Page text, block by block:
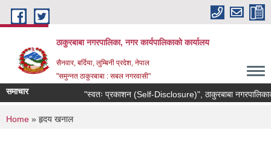
Skip to main content
ठाकुरबाबा नगरपालिका, नगर कार्यपालिकाकाे कार्यालय
सैनवार, बर्दिया, लुम्बिनी प्रदेश, नेपाल
"समुन्‍नत ठाकुरबाबा : सबल नगरवासी"
समाचार "स्वतः प्रकाशन (Self-Disclosure)", ठाकुरबाबा
You are here
Home » हृदय खनाल